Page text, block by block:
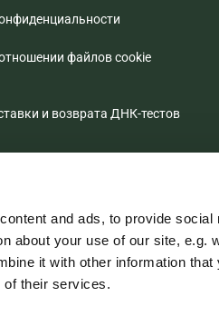
and ads, to provide
about your use of our site, e.g.
it with other information that
of their services.
файлов cookie
и возврата ДНК-тестов
номер: 40003551431